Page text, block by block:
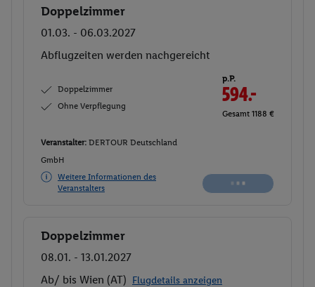
Buchen
Doppelzimmer
01.03. - 06.03.2027
Abflugzeiten werden nachgereicht
Doppelzimmer
Ohne Verpflegung
p.P.
594.-
Gesamt 1188 €
Veranstalter: DERTOUR Deutschland
GmbH
Weitere Informationen des
Veranstalters
Buchen
Doppelzimmer
08.01. - 13.01.2027
Ab/ bis Wien (AT) Flugdetails anzeigen